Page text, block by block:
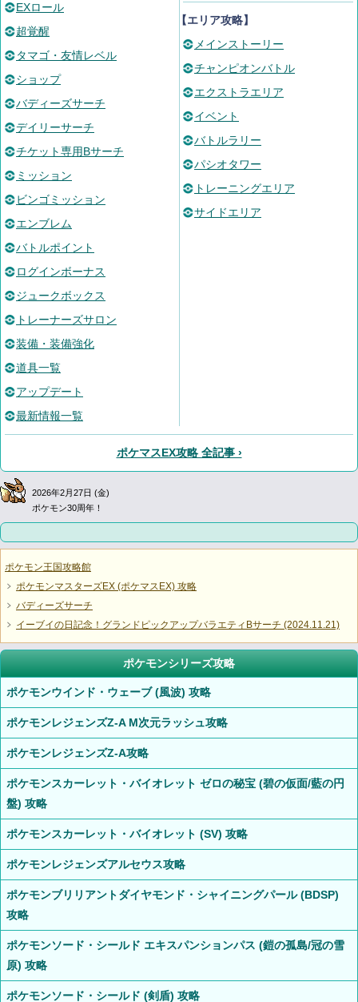
EXロール
超覚醒
タマゴ・友情レベル
ショップ
バディーズサーチ
デイリーサーチ
チケット専用Bサーチ
ミッション
ビンゴミッション
エンブレム
バトルポイント
ログインボーナス
ジュークボックス
トレーナーズサロン
装備・装備強化
道具一覧
アップデート
最新情報一覧
【エリア攻略】
メインストーリー
チャンピオンバトル
エクストラエリア
イベント
バトルラリー
パシオタワー
トレーニングエリア
サイドエリア
ポケマスEX攻略 全記事 ›
2026年2月27日 (金)
ポケモン30周年！
ポケモン王国攻略館
ポケモンマスターズEX (ポケマスEX) 攻略
バディーズサーチ
イーブイの日記念！グランドピックアップバラエティBサーチ (2024.11.21)
ポケモンシリーズ攻略
ポケモンウインド・ウェーブ (風波) 攻略
ポケモンレジェンズZ-A M次元ラッシュ攻略
ポケモンレジェンズZ-A攻略
ポケモンスカーレット・バイオレット ゼロの秘宝 (碧の仮面/藍の円
盤) 攻略
ポケモンスカーレット・バイオレット (SV) 攻略
ポケモンレジェンズアルセウス攻略
ポケモンブリリアントダイヤモンド・シャイニングパール (BDSP)
攻略
ポケモンソード・シールド エキスパンションパス (鎧の孤島/冠の雪
原) 攻略
ポケモンソード・シールド (剣盾) 攻略